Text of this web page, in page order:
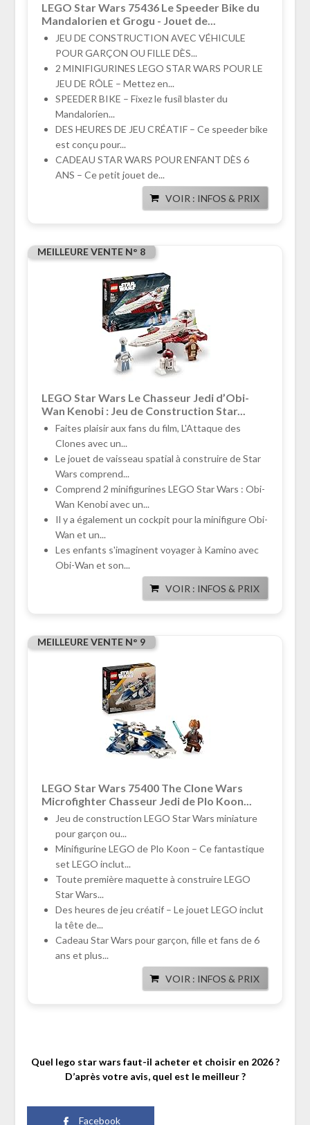
LEGO Star Wars 75436 Le Speeder Bike du
Mandalorien et Grogu - Jouet de...
JEU DE CONSTRUCTION AVEC VÉHICULE
POUR GARÇON OU FILLE DÈS...
2 MINIFIGURINES LEGO STAR WARS POUR LE
JEU DE RÔLE – Mettez en...
SPEEDER BIKE – Fixez le fusil blaster du
Mandalorien...
DES HEURES DE JEU CRÉATIF – Ce speeder bike
est conçu pour...
CADEAU STAR WARS POUR ENFANT DÈS 6
ANS – Ce petit jouet de...
VOIR : INFOS & PRIX
MEILLEURE VENTE N° 8
LEGO Star Wars Le Chasseur Jedi d’Obi-
Wan Kenobi : Jeu de Construction Star...
Faites plaisir aux fans du film, L'Attaque des
Clones avec un...
Le jouet de vaisseau spatial à construire de Star
Wars comprend...
Comprend 2 minifigurines LEGO Star Wars : Obi-
Wan Kenobi avec un...
Il y a également un cockpit pour la minifigure Obi-
Wan et un...
Les enfants s'imaginent voyager à Kamino avec
Obi-Wan et son...
VOIR : INFOS & PRIX
MEILLEURE VENTE N° 9
LEGO Star Wars 75400 The Clone Wars
Microfighter Chasseur Jedi de Plo Koon...
Jeu de construction LEGO Star Wars miniature
pour garçon ou...
Minifigurine LEGO de Plo Koon – Ce fantastique
set LEGO inclut...
Toute première maquette à construire LEGO
Star Wars...
Des heures de jeu créatif – Le jouet LEGO inclut
la tête de...
Cadeau Star Wars pour garçon, fille et fans de 6
ans et plus...
VOIR : INFOS & PRIX
Quel lego star wars faut-il acheter et choisir en 2026 ?
D’après votre avis, quel est le meilleur ?
Facebook